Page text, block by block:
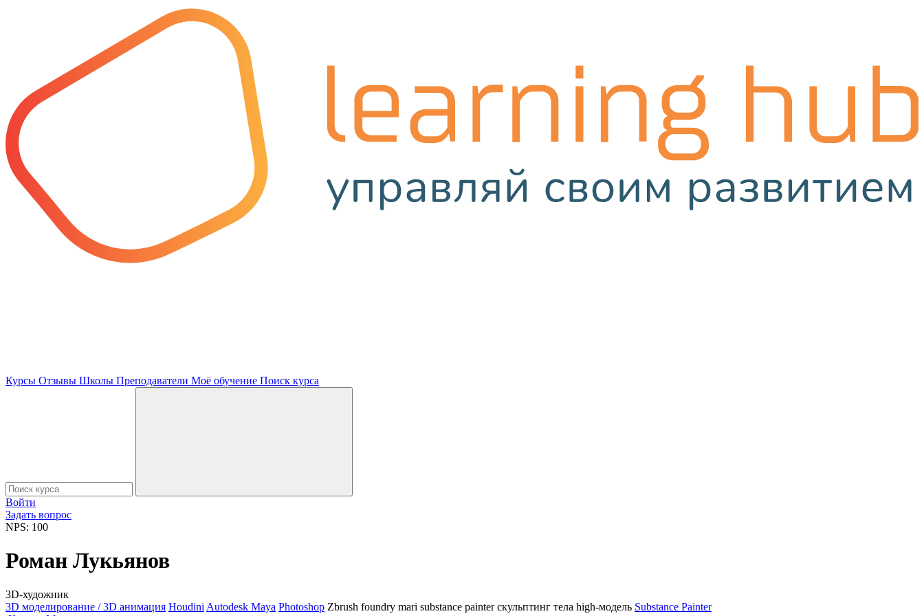
Курсы Отзывы Школы Преподаватели Моё обучение Поиск курса
Войти
Задать вопрос
NPS: 100
Роман Лукьянов
3D-художник
3D моделирование / 3D анимация Houdini Autodesk Maya Photoshop Zbrush foundry mari substance painter скульптинг тела high-модель Substance Painter